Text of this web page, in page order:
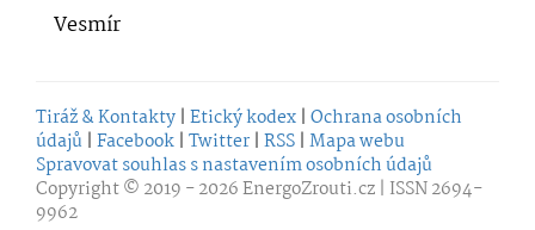
Vesmír
Tiráž & Kontakty | Etický kodex | Ochrana osobních
údajů | Facebook | Twitter | RSS | Mapa webu
Spravovat souhlas s nastavením osobních údajů
Copyright © 2019 - 2026EnergoZrouti.cz | ISSN 2694-
9962